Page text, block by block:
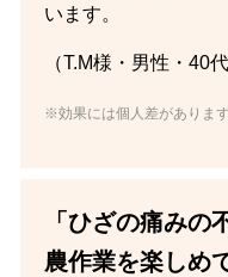
います。
（T.M様・男性・40代
※効果には個人差があります
「ひざの痛みの
農作業を楽しめ